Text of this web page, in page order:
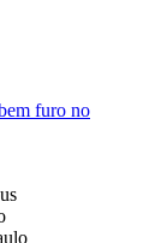
furo no